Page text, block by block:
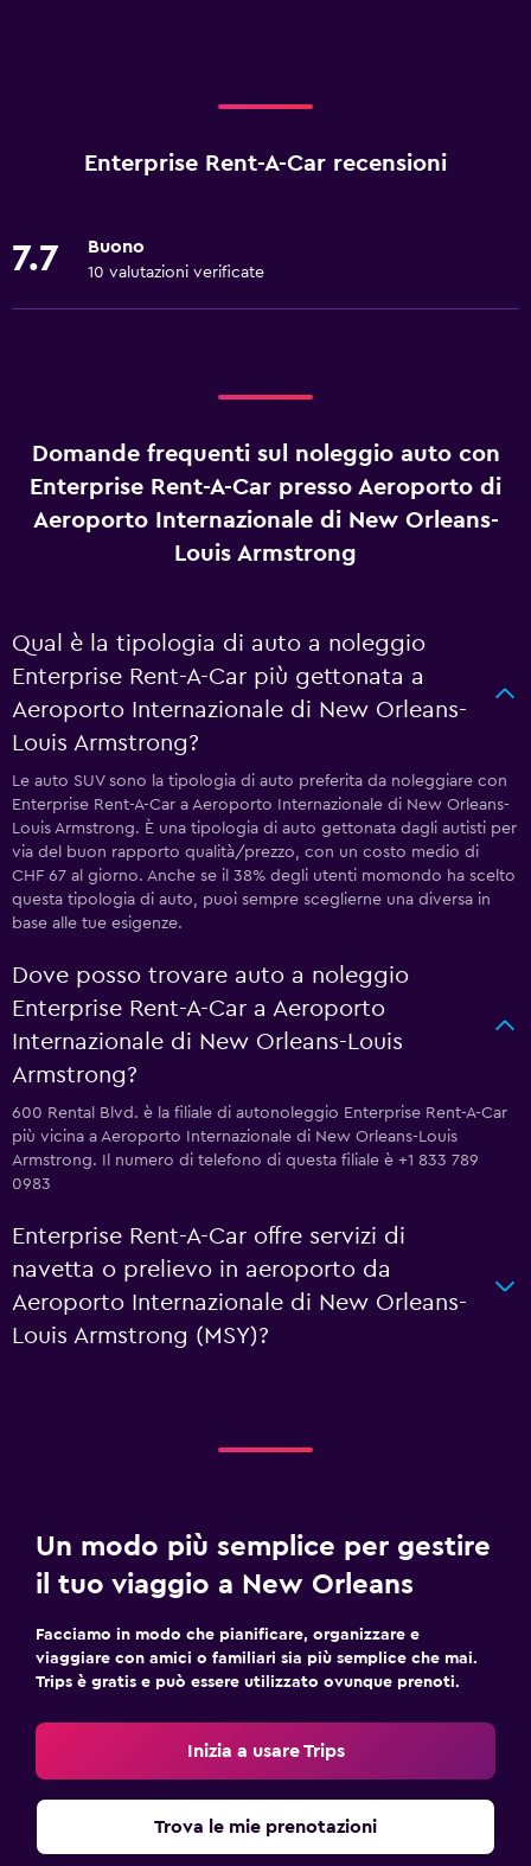
Enterprise Rent-A-Car recensioni
7.7 Buono
10 valutazioni verificate
Domande frequenti sul noleggio auto con
Enterprise Rent-A-Car presso Aeroporto di
Aeroporto Internazionale di New Orleans-
Louis Armstrong
Qual è la tipologia di auto a noleggio
Enterprise Rent-A-Car più gettonata a
Aeroporto Internazionale di New Orleans-
Louis Armstrong?
Le auto SUV sono la tipologia di auto preferita da noleggiare con
Enterprise Rent-A-Car a Aeroporto Internazionale di New Orleans-
Louis Armstrong. È una tipologia di auto gettonata dagli autisti per
via del buon rapporto qualità/prezzo, con un costo medio di
CHF 67 al giorno. Anche se il 38% degli utenti momondo ha scelto
questa tipologia di auto, puoi sempre sceglierne una diversa in
base alle tue esigenze.
Dove posso trovare auto a noleggio
Enterprise Rent-A-Car a Aeroporto
Internazionale di New Orleans-Louis
Armstrong?
600 Rental Blvd. è la filiale di autonoleggio Enterprise Rent-A-Car
più vicina a Aeroporto Internazionale di New Orleans-Louis
Armstrong. Il numero di telefono di questa filiale è +1 833 789
0983
Enterprise Rent-A-Car offre servizi di
navetta o prelievo in aeroporto da
Aeroporto Internazionale di New Orleans-
Louis Armstrong (MSY)?
Un modo più semplice per gestire
il tuo viaggio a New Orleans
Facciamo in modo che pianificare, organizzare e
viaggiare con amici o familiari sia più semplice che mai.
Trips è gratis e può essere utilizzato ovunque prenoti.
Inizia a usare Trips
Trova le mie prenotazioni